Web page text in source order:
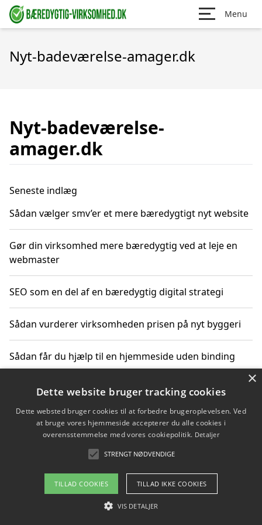
Menu
Nyt-badeværelse-amager.dk
Nyt-badeværelse-
amager.dk
Seneste indlæg
Sådan vælger smv’er et mere bæredygtigt nyt website
Gør din virksomhed mere bæredygtig ved at leje en
webmaster
SEO som en del af en bæredygtig digital strategi
Sådan vurderer virksomheden prisen på nyt byggeri
Sådan får du hjælp til en hjemmeside uden binding
Copyright 2026 - Pilanto Aps
Om / kontakt
Blog Betingelser
×
Dette website bruger tracking cookies
Dette websted bruger cookies til at forbedre brugeroplevelsen. Ved
at bruge vores hjemmeside accepterer du alle cookies i
overensstemmelse med vores cookiepolitik. Detaljer
STRENGT NØDVENDIGE
TILLAD COOKIES TILLAD IKKE COOKIES
VIS DETALJER